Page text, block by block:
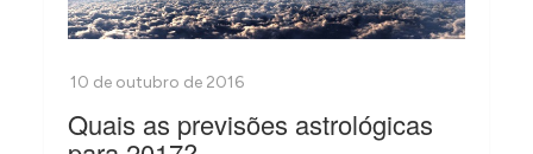
Quais as previsões astrológicas